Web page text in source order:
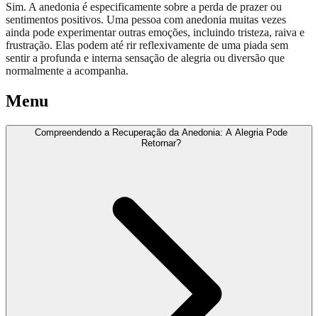
Sim. A anedonia é especificamente sobre a perda de prazer ou
sentimentos positivos. Uma pessoa com anedonia muitas vezes
ainda pode experimentar outras emoções, incluindo tristeza, raiva e
frustração. Elas podem até rir reflexivamente de uma piada sem
sentir a profunda e interna sensação de alegria ou diversão que
normalmente a acompanha.
Menu
Compreendendo a Recuperação da Anedonia: A Alegria Pode
Retornar?